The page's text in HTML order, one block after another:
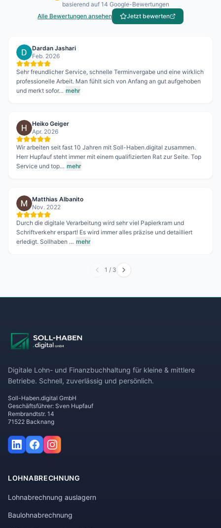
basierend auf 14 Google-Bewertungen
Alle Bewertungen ansehen
Jetzt bewerten
Dardan Jashari
Feb. 2026
Sehr freundlicher Service, schnelle Terminvergabe und eine wirklich
professionelle Arbeit. Man fühlt sich von Anfang an gut aufgehoben
und merkt sofor… mehr
Heiko Geiger
Apr. 2026
Wir arbeiten seit fast 10 Jahren mit Soll-Haben.digital zusammen.
Herr Hupfauf steht immer mit einem qualifizierten Rat zur Seite. Top
Service und top… mehr
Matthias Albanito
Nov. 2022
Durch die digitale Verarbeitung wird sehr viel Papierkram und
Schriftverkehr erspart! Es wird immer alles präzise und detailliert
erledigt. Sollhaben … mehr
1 / 3
Digitale Lohn- und Finanzbuchhaltung für kleine & mittlere
Betriebe. Schnell, zuverlässig und persönlich.
Soll-Haben.digital GmbH
Geschäftsführer: Sven Hupfauf
Rembrandtstr. 14
71522 Backnang
LOHNABRECHNUNG
Lohnabrechnung auslagern
Baulohnabrechnung